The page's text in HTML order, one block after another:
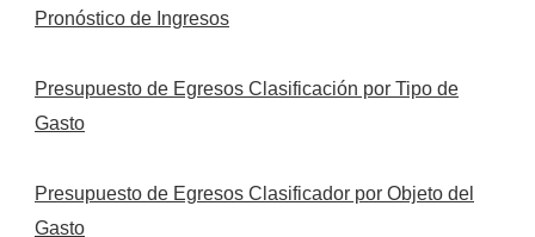
Pronóstico de Ingresos
Presupuesto de Egresos Clasificación por Tipo de
Gasto
Presupuesto de Egresos Clasificador por Objeto del
Gasto